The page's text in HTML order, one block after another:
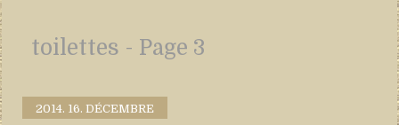
toilettes - Page 3
2014. 16. DÉCEMBRE